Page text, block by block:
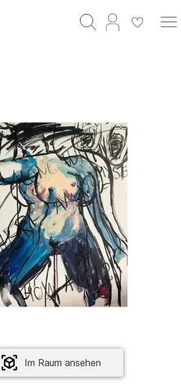
Im Raum ansehen